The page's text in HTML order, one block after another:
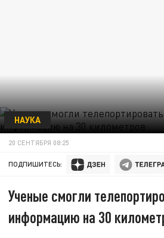
НАУКА
20 СЕНТЯБРЯ 08:25
ПОДПИШИТЕСЬ:
Ученые смогли
информацию на 30